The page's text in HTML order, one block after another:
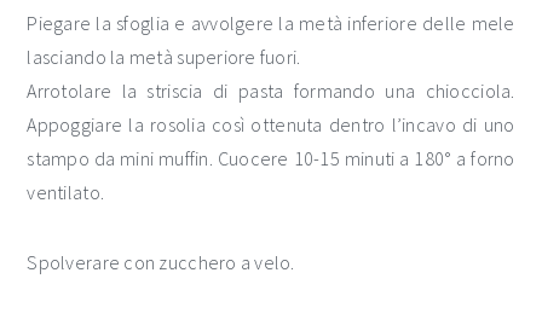
Piegare la sfoglia e avvolgere la metà inferiore delle mele
lasciando la metà superiore fuori.
Arrotolare la striscia di pasta formando una chiocciola.
Appoggiare la rosolia così ottenuta dentro l’incavo di uno
stampo da mini muffin. Cuocere 10-15 minuti a 180° a forno
ventilato.
Spolverare con zucchero a velo.